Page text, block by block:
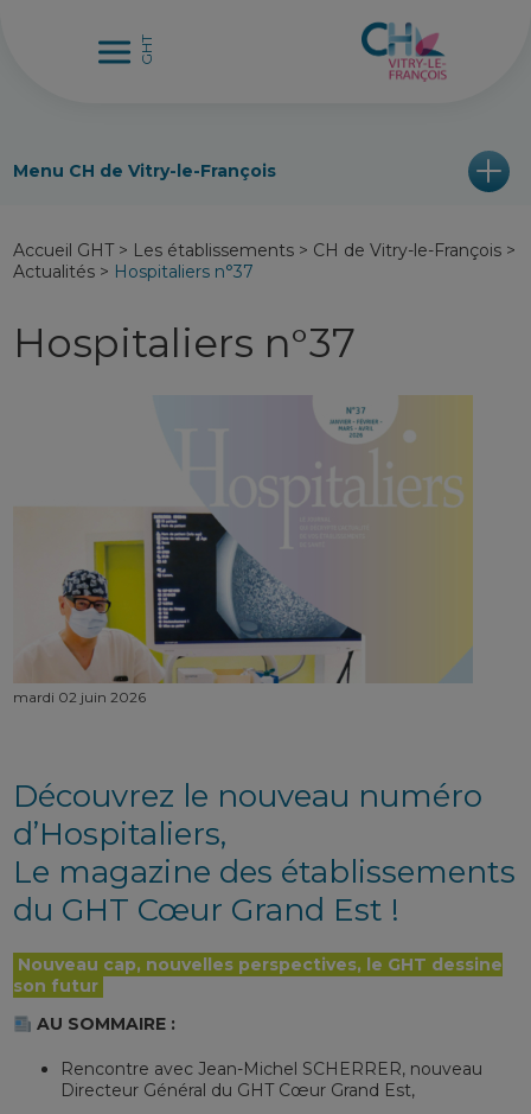
Menu CH de Vitry-le-François
Accueil GHT > Les établissements > CH de Vitry-le-François >
Actualités > Hospitaliers n°37
Hospitaliers n°37
mardi 02 juin 2026
Découvrez le nouveau numéro
d’Hospitaliers,
Le magazine des établissements
du GHT Cœur Grand Est !
Nouveau cap, nouvelles perspectives, le GHT dessine
son futur
AU SOMMAIRE :
Rencontre avec Jean-Michel SCHERRER, nouveau
Directeur Général du GHT Cœur Grand Est,